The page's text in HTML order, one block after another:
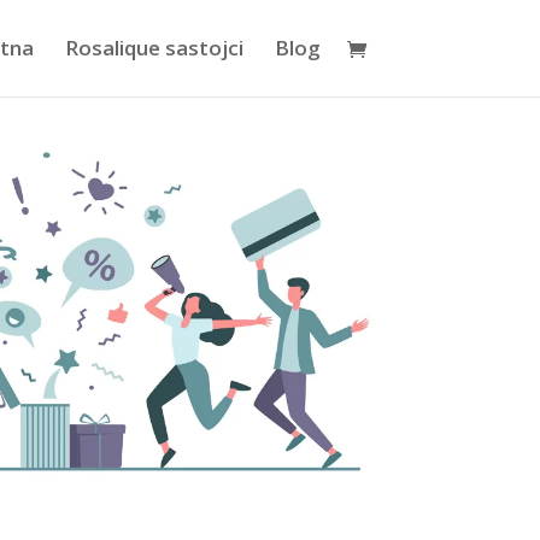
Rosalique sastojci Blog